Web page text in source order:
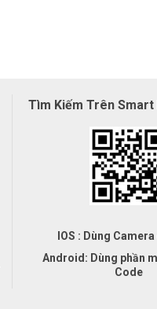
Tìm Kiếm Trên Smart
IOS : Dùng
Android: Dùng phần
Code